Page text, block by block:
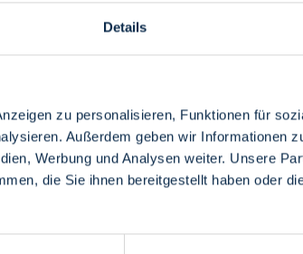
Details
zu personalisieren, Funktionen für
Außerdem geben wir Informationen
Werbung und Analysen weiter. Unsere
die Sie ihnen bereitgestellt haben oder
Menü